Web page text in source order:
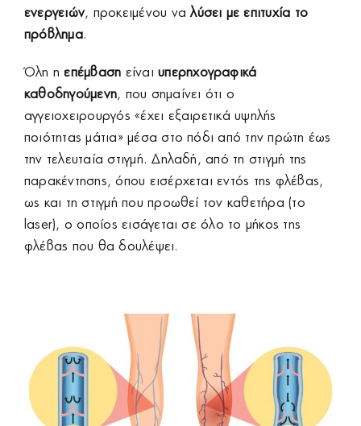
ενεργειών, προκειμένου ναλύσει με επιτυχία το
πρόβλημα.
Όλη ηεπέμβαση είναιυπερηχογραφικά
καθοδηγούμενη, που σημαίνει ότι ο
αγγειοχειρουργός «έχει εξαιρετικά υψηλής
ποιότητας μάτια» μέσα στο πόδι από την πρώτη έως
την τελευταία στιγμή. Δηλαδή, από τη στιγμή της
παρακέντησης, όπου εισέρχεται εντός της φλέβας,
ως και τη στιγμή που προωθεί τον καθετήρα (το
laser), ο οποίος εισάγεται σε όλο το μήκος της
φλέβας που θα δουλέψει.